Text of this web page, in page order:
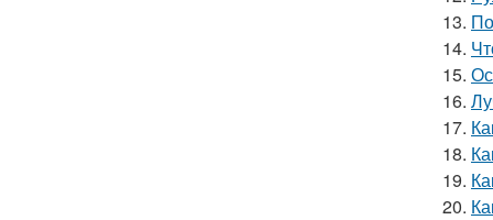
13.
14.
15.
16.
17.
18.
19.
20.